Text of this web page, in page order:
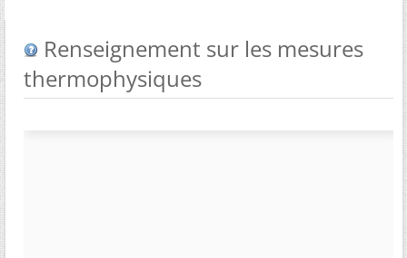
Renseignement sur les mesures
thermophysiques